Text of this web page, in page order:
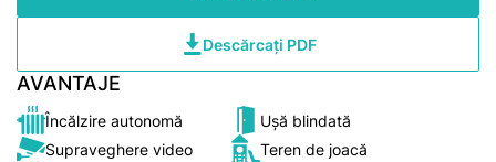
Descărcați PDF
AVANTAJE
Încălzire autonomă
Ușă blindată
Supraveghere video
Teren de joacă